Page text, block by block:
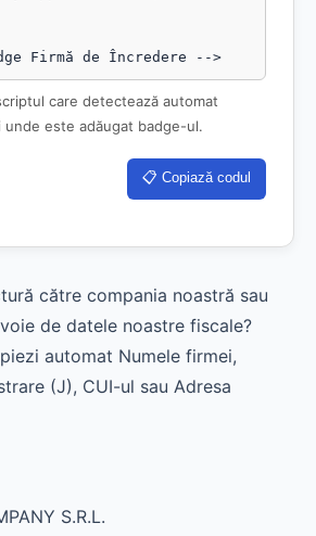
Firmă de Încredere -->
care detectează automat
este adăugat badge-ul.
📋 Copiază codul
către compania noastră sau
de datele noastre fiscale?
automat Numele firmei,
(J), CUI-ul sau Adresa
S.R.L.